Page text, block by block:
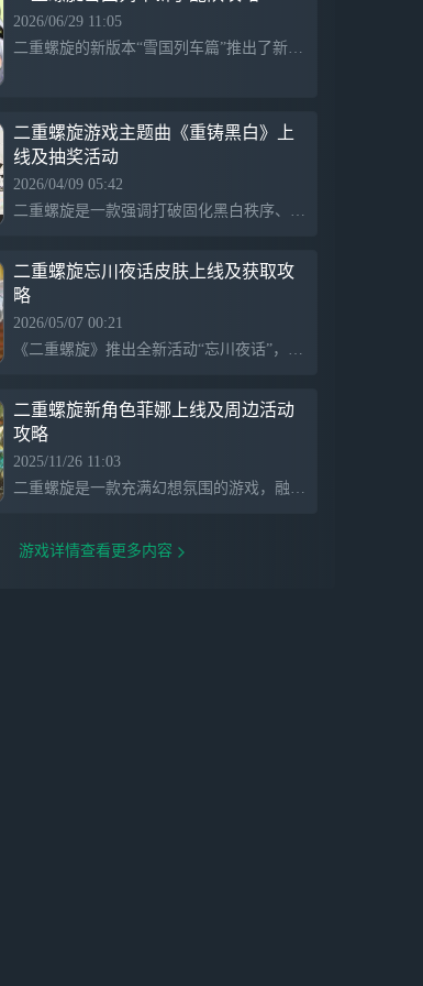
2026/06/29 11:05
二重螺旋的新版本“雪国列车篇”推出了新角色芙罗拉和她的大天使皮肤，吸引了许多新玩家。对于萌新玩家，本文提供了角色配队建议，强调新手应优先选择具备泛用性且低溯源即可游玩的角色。推荐赛琪作为主C，因其强力背水机制，适合快速开荒，但需要注意练度与资源管理。
二重螺旋游戏主题曲《重铸黑白》上
线及抽奖活动
2026/04/09 05:42
二重螺旋是一款强调打破固化黑白秩序、追求变革的游戏，玩家需扮演关键角色来推动变化。游戏中融合悬疑、策略元素，强调角色选择对剧情发展的影响，通过丰富的剧情和音乐营造沉浸式体验。最新主题曲由胡彦斌演唱，已上线各大音乐平台。
二重螺旋忘川夜话皮肤上线及获取攻
略
2026/05/07 00:21
《二重螺旋》推出全新活动“忘川夜话”，将在5月5日至6月1日期间上线。活动中，玩家可通过消耗月石获得黎瑟与菲娜的限定皮肤「子不语」系列，主题结合了中式志怪与僵尸风格，受到玩家好评。游戏在苹果动作分类畅销榜排名有所回升，显示出玩家对独特美术风格的关注与消费欲望。
二重螺旋新角色菲娜上线及周边活动
攻略
2025/11/26 11:03
二重螺旋是一款充满幻想氛围的游戏，融合勇敢成长元素，11月25日推出新角色菲娜和相关新武器，同时举办留言抽奖活动，幸运参与者有机会获得周边奖励，活动持续至2025年12月10日。
游戏详情查看更多内容